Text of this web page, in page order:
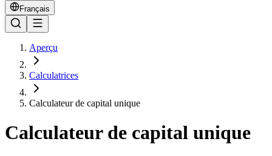
Français
Aperçu
Calculatrices
Calculateur de capital unique
Calculateur de capital unique